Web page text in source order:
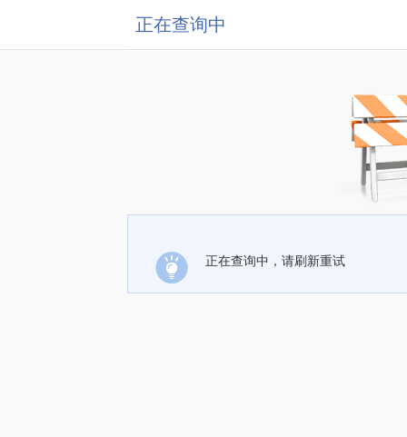
正在查询中
正在查询中，请刷新重试